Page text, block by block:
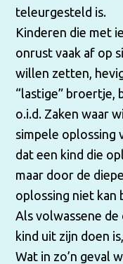
teleurgesteld is.
Kinderen die met
onrust vaak af op
willen zetten,
“lastige” broertje,
o.i.d. Zaken waar
simpele oplossing
dat een kind die
maar door de
oplossing niet kan
Als volwassene
kind uit zijn doen
Wat in zo’n geval